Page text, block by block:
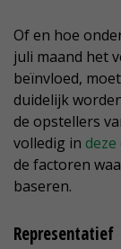
Of en hoe
juli maand het
beïnvloed,
duidelijk
de opstellers
volledig in deze
de factoren
baseren.
Representatief